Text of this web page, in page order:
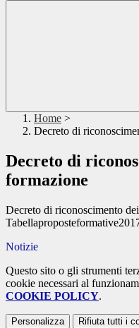
Home >
Decreto di
Decreto di
formazione
Decreto di riconoscimento
Notizie
Questo sito o gli strumenti
cookie necessari al
COOKIE POLICY.
Personalizza Rifiuta tutti i